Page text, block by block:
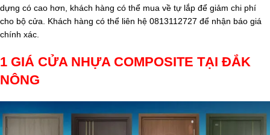
dựng có cao hơn, khách hàng có thể mua về tự lắp để giảm chi phí
cho bộ cửa. Khách hàng có thể liên hệ 0813112727 để nhận báo giá
chính xác.
1 GIÁ CỬA NHỰA COMPOSITE TẠI ĐẮK
NÔNG